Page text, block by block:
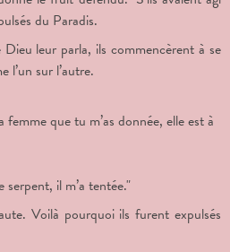
du Paradis.
leur parla, ils commencèrent à se
l’un sur l’autre.
que tu m’as donnée, elle est à
serpent, il m’a tentée."
Voilà pourquoi ils furent expulsés